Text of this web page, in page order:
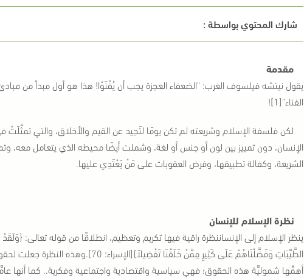
شارك المحتوي بواسطة :
مقدمة
يقول نيتشه فيلسوف الغرب: "الضعفاء العجزة يجب أن يُفْنَوْا! هذا هو أول مبدأ من
الفناء"[1]!
لكن فلسفة الإسلام وشريعته لم تكن يومًا لتَحِيد عن القيم والأخلاق، والتي
الإنسان، دون تمييز بين لون أو جنس أو لغة، وشملت أيضًا محيطه الذي يتعامل
الشريعة، وكفالة تطبيقها، وفرض العقوبات على مَنْ يَعْتَدِي عليها.
نظرة الإسلام للإنسان
ينظر الإسلام إلى الإنساننظرة راقية فيها تكريم وتعظيم، انطلاقًا من قوله تعالى:
الطَّيِّبَاتِ وَفَضَّلْنَاهُمْ عَلَى كَثِيرٍ مِمَّنْ خَلَقْنَا
أهمِّها شموليَّة هذه الحقوق؛ فهي سياسية واقتصادية واجتماعية وفكرية.. كما أنها